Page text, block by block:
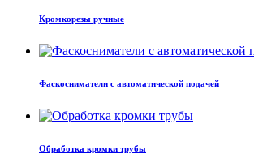
Кромкорезы ручные
Фаскосниматели с автоматической подачей
Обработка кромки трубы